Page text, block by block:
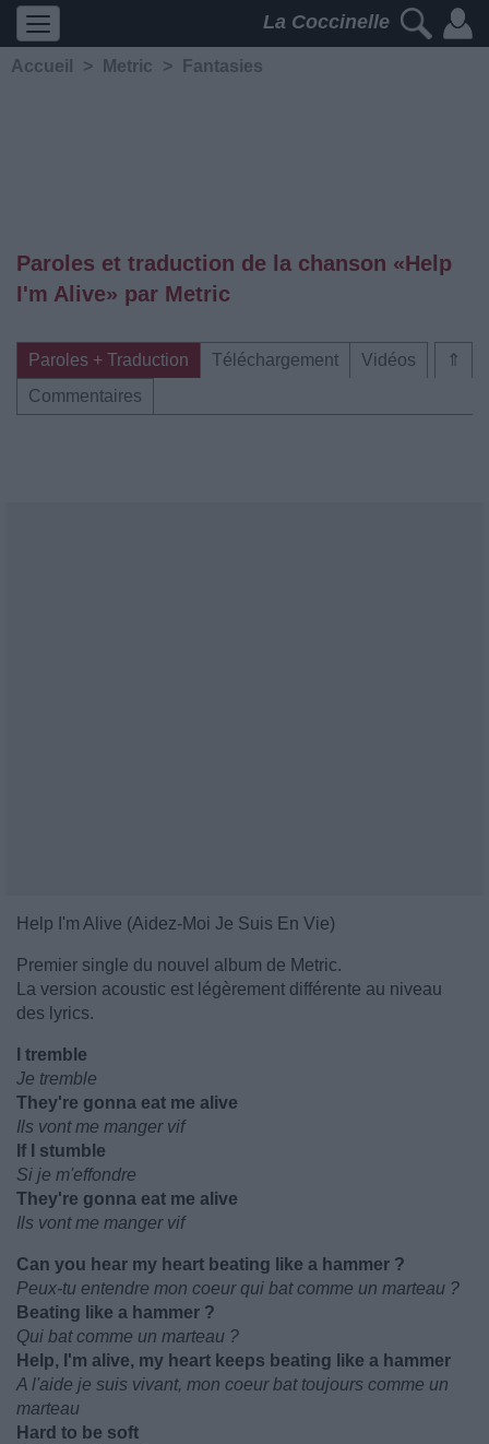
La Coccinelle
Accueil > Metric > Fantasies
Paroles et traduction de la chanson «Help
I'm Alive» par Metric
⇑
Paroles + Traduction Téléchargement
Vidéos
Commentaires
Help I'm Alive (Aidez-Moi Je Suis En Vie)
Premier single du nouvel album de Metric.
La version acoustic est légèrement différente au niveau
des lyrics.
I tremble
Je tremble
They're gonna eat me alive
Ils vont me manger vif
If I stumble
Si je m'effondre
They're gonna eat me alive
Ils vont me manger vif
Can you hear my heart beating like a hammer ?
Peux-tu entendre mon coeur qui bat comme un marteau ?
Beating like a hammer ?
Qui bat comme un marteau ?
Help, I'm alive, my heart keeps beating like a hammer
A l'aide je suis vivant, mon coeur bat toujours comme un
marteau
Hard to be soft